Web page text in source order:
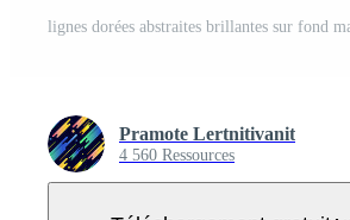
Pramote Lertnitivanit
4 560 Ressources